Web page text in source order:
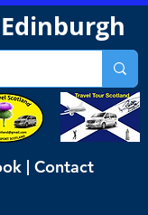
| Contact